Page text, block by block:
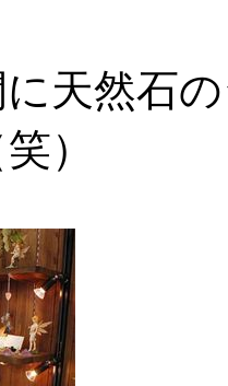
天然石
）